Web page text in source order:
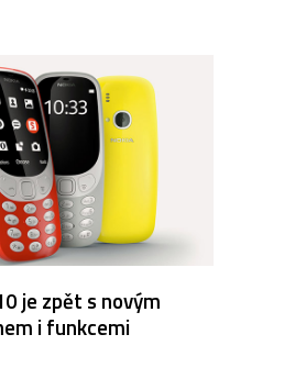
je zpět s novým
i funkcemi